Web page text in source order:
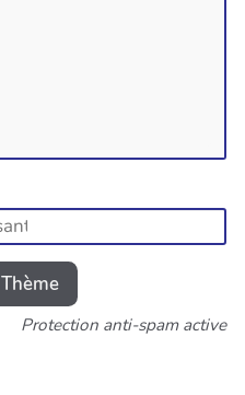
Thème
Protection anti-spam active